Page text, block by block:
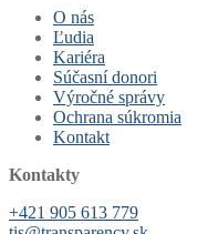
O nás
Ľudia
Kariéra
Súčasní donori
Výročné správy
Ochrana súkromia
Kontakt
Kontakty
+421 905 613 779